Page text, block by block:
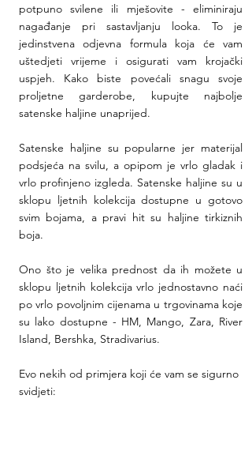
potpuno svilene ili mješovite - eliminiraju
nagađanje pri sastavljanju looka. To je
jedinstvena odjevna formula koja će vam
uštedjeti vrijeme i osigurati vam krojački
uspjeh. Kako biste povećali snagu svoje
proljetne garderobe, kupujte najbolje
satenske haljine unaprijed.
Satenske haljine su popularne jer materijal
podsjeća na svilu, a opipom je vrlo gladak i
vrlo profinjeno izgleda. Satenske haljine su u
sklopu ljetnih kolekcija dostupne u gotovo
svim bojama, a pravi hit su haljine tirkiznih
boja.
Ono što je velika prednost da ih možete u
sklopu ljetnih kolekcija vrlo jednostavno naći
po vrlo povoljnim cijenama u trgovinama koje
su lako dostupne - HM, Mango, Zara, River
Island, Bershka, Stradivarius.
Evo nekih od primjera koji će vam se sigurno
svidjeti: